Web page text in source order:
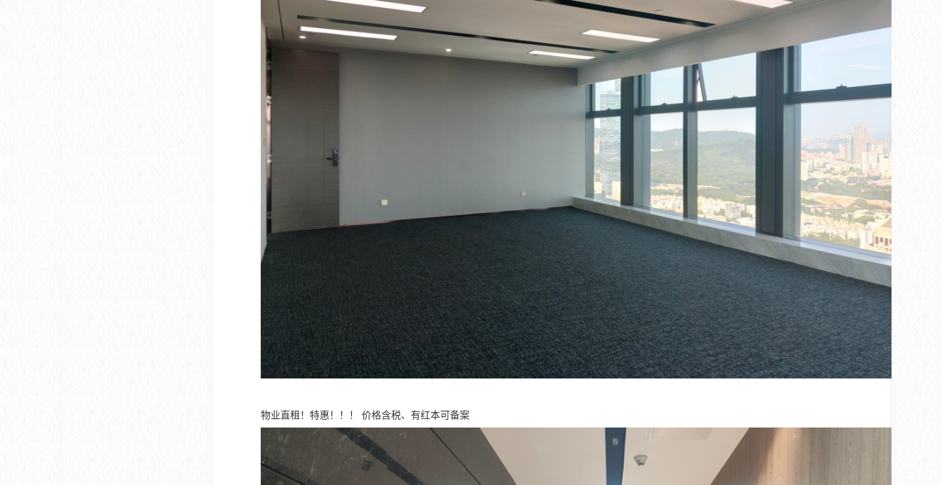
物业直租！特惠！！！ 价格含税、有红本可备案